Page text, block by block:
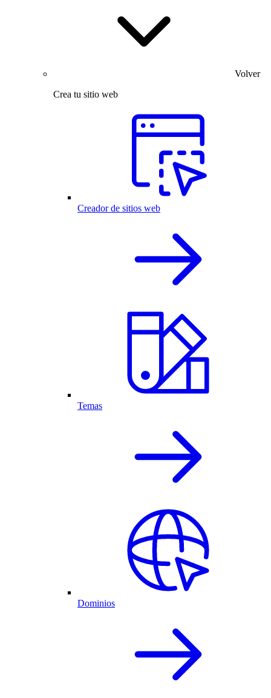
Volver
Crea tu sitio web
Creador de sitios web
Temas
Dominios